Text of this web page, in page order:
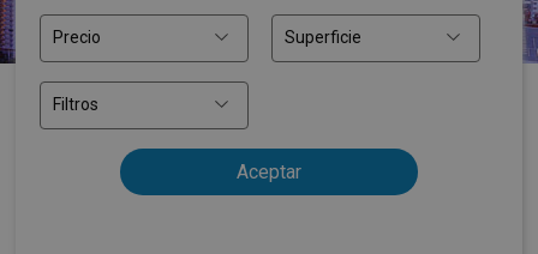
Precio Superficie
Filtros